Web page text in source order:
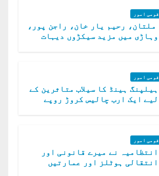
قومی امور
ملتان، رحیم یار خان، راجن پور،
وہاڑی میں مزید سیکڑوں دیہات
قومی امور
ہیلپنگ ہینڈ کا سیلاب متاثرین کے
لیے ایک ارب چالیس کروڑ روپے
قومی امور
انتظامیہ نے میرے قانونی اور
انتقالی ہوٹلز اور عمارتیں